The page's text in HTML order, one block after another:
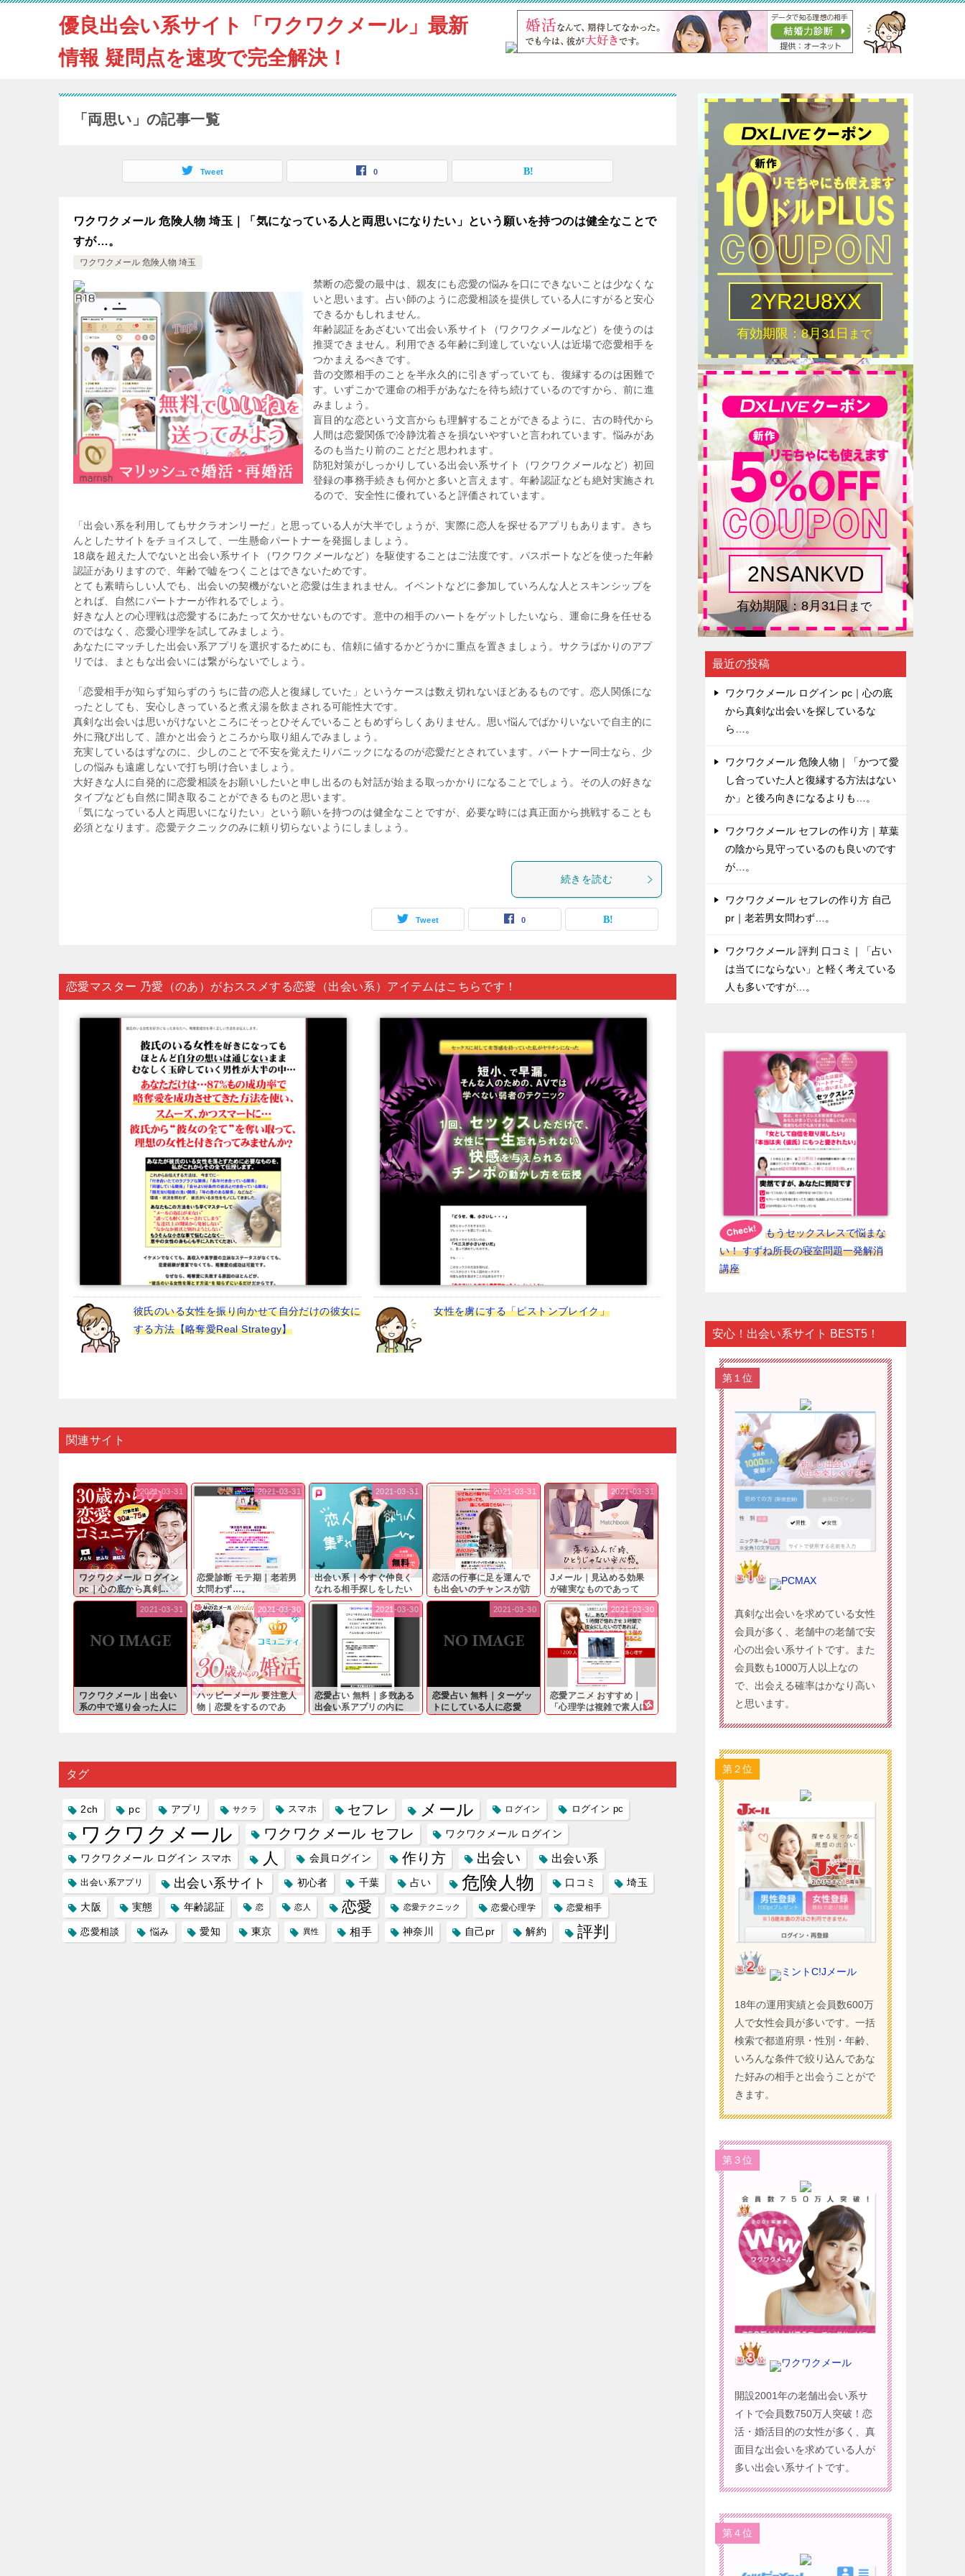
優良出会い系サイト「ワクワクメール」最新
情報 疑問点を速攻で完全解決！
「両思い」の記事一覧
Tweet 0
ワクワクメール 危険人物 埼玉｜「気になっている人と両思いになりたい」という願いを持つのは健全なことで
すが…。
ワクワクメール 危険人物 埼玉
禁断の恋愛の最中は、親友にも恋愛の悩みを口にできないことは少なくな
いと思います。占い師のように恋愛相談を提供している人にすがると安心
できるかもしれません。
年齢認証をあざむいて出会い系サイト（ワクワクメールなど）を使うのは
推奨できません。利用できる年齢に到達していない人は近場で恋愛相手を
つかまえるべきです。
昔の交際相手のことを半永久的に引きずっていても、復縁するのは困難で
す。いずこかで運命の相手があなたを待ち続けているのですから、前に進
みましょう。
盲目的な恋という文言からも理解することができるように、古の時代から
人間は恋愛関係で冷静沈着さを損ないやすいと言われています。悩みがあ
るのも当たり前のことだと思われます。
防犯対策がしっかりしている出会い系サイト（ワクワクメールなど）初回
登録の事務手続きも何かと多いと言えます。年齢認証なども絶対実施され
るので、安全性に優れていると評価されています。
「出会い系を利用してもサクラオンリーだ」と思っている人が大半でしょうが、実際に恋人を探せるアプリもあります。きち
んとしたサイトをチョイスして、一生懸命パートナーを発掘しましょう。
18歳を超えた人でないと出会い系サイト（ワクワクメールなど）を駆使することはご法度です。パスポートなどを使った年齢
認証がありますので、年齢で嘘をつくことはできないためです。
とても素晴らしい人でも、出会いの契機がないと恋愛は生まれません。イベントなどに参加していろんな人とスキンシップを
とれば、自然にパートナーが作れるでしょう。
好きな人との心理戦は恋愛するにあたって欠かせないものです。意中の相手のハートをゲットしたいなら、運命に身を任せる
のではなく、恋愛心理学を試してみましょう。
あなたにマッチした出会い系アプリを選択するためにも、信頼に値するかどうかに重点を置きましょう。サクラばかりのアプ
リでは、まともな出会いには繋がらないでしょう。
「恋愛相手が知らず知らずのうちに昔の恋人と復縁していた」というケースは数え切れないほどあるものです。恋人関係にな
ったとしても、安心しきっていると煮え湯を飲まされる可能性大です。
真剣な出会いは思いがけないところにそっとひそんでいることもめずらしくありません。思い悩んでばかりいないで自主的に
外に飛び出して、誰かと出会うところから取り組んでみましょう。
充実しているはずなのに、少しのことで不安を覚えたりパニックになるのが恋愛だとされています。パートナー同士なら、少
しの悩みも遠慮しないで打ち明け合いましょう。
大好きな人に自発的に恋愛相談をお願いしたいと申し出るのも対話が始まる取っかかりになることでしょう。その人の好きな
タイプなども自然に聞き取ることができるものと思います。
「気になっている人と両思いになりたい」という願いを持つのは健全なことですが、必要な時には真正面から挑戦することも
必須となります。恋愛テクニックのみに頼り切らないようにしましょう。
続きを読む
Tweet 0
恋愛マスター 乃愛（のあ）がおススメする恋愛（出会い系）アイテムはこちらです！
彼氏のいる女性を振り向かせて自分だけの彼女に
する方法【略奪愛Real Strategy】
女性を虜にする「ピストンブレイク」
関連サイト
ワクワクメール ログイン
pc｜心の底から真剣...
2021-03-31
恋愛診断 モテ期｜老若男
女問わず…。
2021-03-31
出会い系｜今すぐ仲良く
なれる相手探しをしたい
と...
2021-03-31
恋活の行事に足を運んで
も出会いのチャンスが訪
れ...
2021-03-31
Jメール｜見込める効果
が確実なものであって
も…...
2021-03-31
ワクワクメール｜出会い
系の中で巡り会った人に
2021-03-31
ハッピーメール 要注意人
物｜恋愛をするのであ
2021-03-30
恋愛占い 無料｜多数ある
出会い系アプリの内に
2021-03-30
恋愛占い 無料｜ターゲッ
トにしている人に恋愛
2021-03-30
恋愛アニメ おすすめ｜
「心理学は複雑で素人に
2021-03-30
タグ
2ch pc アプリ サクラ スマホ セフレ メール ログイン ログイン pc
ワクワクメール ワクワクメール セフレ ワクワクメール ログイン
ワクワクメール ログイン スマホ 人 会員ログイン 作り方 出会い 出会い系
出会い系アプリ 出会い系サイト 初心者 千葉 占い 危険人物 口コミ 埼玉
大阪 実態 年齢認証 恋 恋人 恋愛 恋愛テクニック 恋愛心理学 恋愛相手
恋愛相談 悩み 愛知 東京 異性 相手 神奈川 自己pr 解約 評判
最近の投稿
ワクワクメール ログイン pc｜心の底
から真剣な出会いを探しているな
ら…。
ワクワクメール 危険人物｜「かつて愛
し合っていた人と復縁する方法はない
か」と後ろ向きになるよりも…。
ワクワクメール セフレの作り方｜草葉
の陰から見守っているのも良いのです
が…。
ワクワクメール セフレの作り方 自己
pr｜老若男女問わず…。
ワクワクメール 評判 口コミ｜「占い
は当てにならない」と軽く考えている
人も多いですが…。
もうセックスレスで悩まな
い！ すずね所長の寝室問題一発解消
講座
安心！出会い系サイト BEST5！
第１位
PCMAX
真剣な出会いを求めている女性
会員が多く、老舗中の老舗で安
心の出会い系サイトです。また
会員数も1000万人以上なの
で、出会える確率はかなり高い
と思います。
第２位
ミントC!Jメール
18年の運用実績と会員数600万
人で女性会員が多いです。一括
検索で都道府県・性別・年齢、
いろんな条件で絞り込んであな
た好みの相手と出会うことがで
きます。
第３位
ワクワクメール
開設2001年の老舗出会い系サ
イトで会員数750万人突破！恋
活・婚活目的の女性が多く、真
面目な出会いを求めている人が
多い出会い系サイトです。
第４位